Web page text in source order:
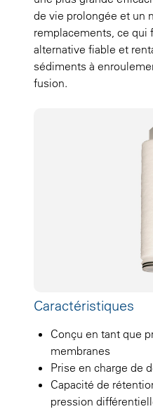
de vie prolongée et un
remplacements, ce qui
alternative fiable et
sédiments à
fusion.
Caractéristiques
Conçu en tant que
membranes
Prise en charge de
Capacité de
pression